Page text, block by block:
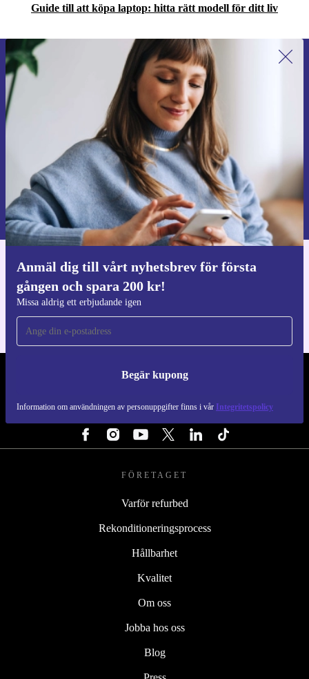
Guide till att köpa laptop: hitta rätt modell för ditt liv
Anmäl dig till vårt nyhetsbrev för första
gången och spara 200 kr!
Missa aldrig ett erbjudande igen
Begär kupong
Information om användningen av personuppgifter finns i vår Integritetspolicy
Anmäl dig till vårt nyhetsbrev för
första gången och spara 200 kr!
Missa aldrig ett erbjudande igen.
Begär kupong
Information om användningen av personuppgifter finns i vår
Integritetspolicy
Ladda ner refurbed appen
För iOS och Android
REFURBED SVERIGE - RETHINK NEW.
FÖLJ OSS
FÖRETAGET
Varför refurbed
Rekonditioneringsprocess
Hållbarhet
Kvalitet
Om oss
Jobba hos oss
Blog